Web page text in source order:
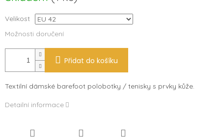
Velikost
Možnosti doručení
Přidat do košíku
Textilní dámské barefoot polobotky / tenisky s prvky kůže.
Detailní informace